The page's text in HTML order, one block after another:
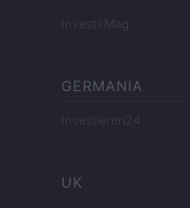
InvestirMag
GERMANIA
Investieren24
UK